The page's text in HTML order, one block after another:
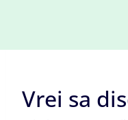
Vrei sa